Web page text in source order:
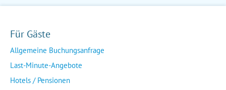
Für Gäste
Allgemeine Buchungsanfrage
Last-Minute-Angebote
Hotels / Pensionen